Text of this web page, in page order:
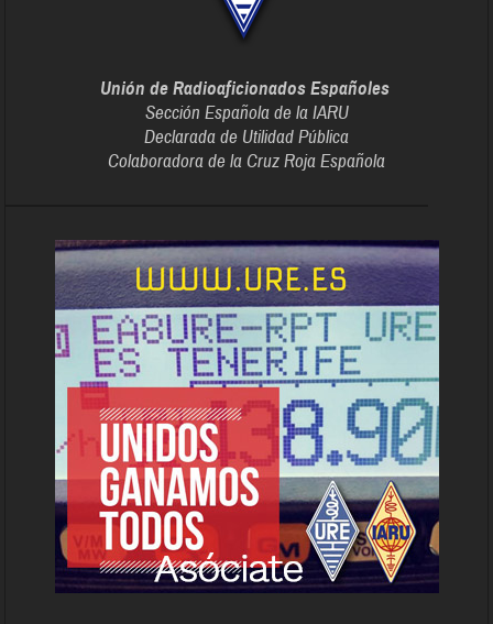
Unión de Radioaficionados Españoles
Sección Española de la IARU
Declarada de Utilidad Pública
Colaboradora de la Cruz Roja Española